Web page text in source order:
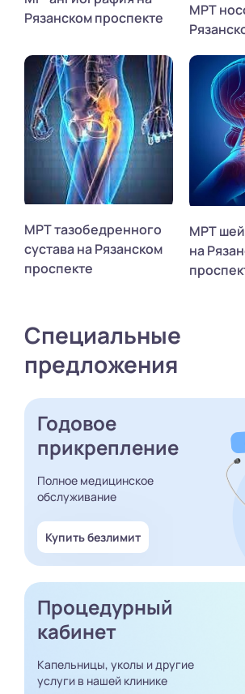
Рязанском проспекте
МРТ
МРТ тазобедренного
сустава на Рязанском
проспекте
МРТ
на
Специальные
предложения
Годовое
прикрепление
Полное медицинское
обслуживание
Купить безлимит
Процедурный
кабинет
Капельницы, уколы и другие
услуги в нашей клинике